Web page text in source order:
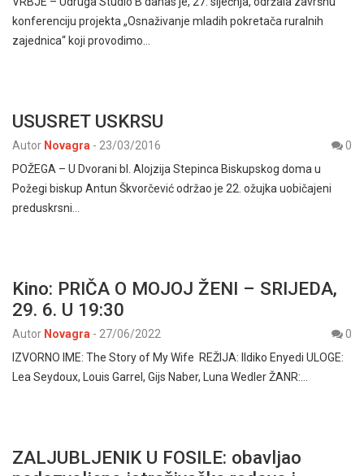
konferenciju projekta „Osnaživanje mladih pokretača ruralnih
zajednica“ koji provodimo…
USUSRET USKRSU
Autor Novagra - 23/03/2016
0
POŽEGA – U Dvorani bl. Alojzija Stepinca Biskupskog doma u
Požegi biskup Antun Škvorčević održao je 22. ožujka uobičajeni
preduskrsni…
Kino: PRIČA O MOJOJ ŽENI – SRIJEDA,
29. 6. U 19:30
Autor Novagra - 27/06/2022
0
IZVORNO IME: The Story of My Wife REŽIJA: Ildiko Enyedi ULOGE:
Lea Seydoux, Louis Garrel, Gijs Naber, Luna Wedler ŽANR:…
ZALJUBLJENIK U FOSILE: obavljao